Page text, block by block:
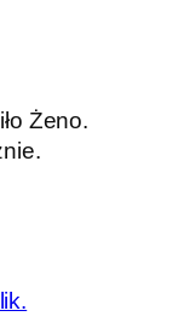
Żeno.